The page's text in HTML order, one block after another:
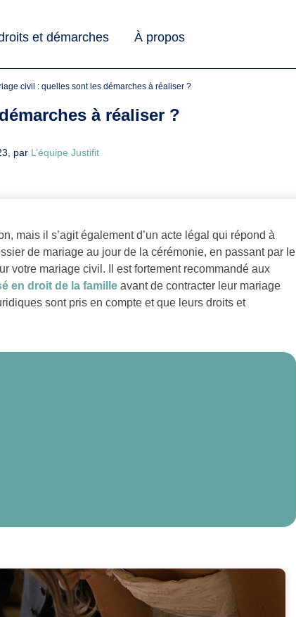
et démarches À propos
civil : quelles sont les démarches à réaliser ?
à réaliser ?
par L’équipe Justifit
mais il s’agit également d’un acte légal qui répond à
de mariage au jour de la cérémonie, en passant par le
votre mariage civil. Il est fortement recommandé aux
en droit de la famille avant de contracter leur mariage
sont pris en compte et que leurs droits et